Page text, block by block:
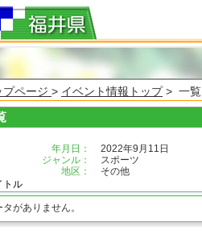
プページ > イベント情報トップ> 一覧
年月日：
2022年9月11日
ジャンル：
スポーツ
地区：
その他
トル
タがありません。